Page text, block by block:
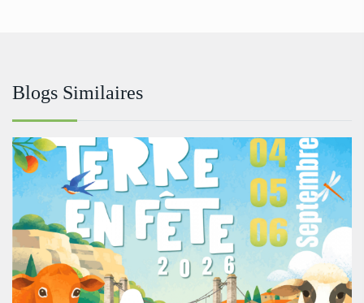
Blogs Similaires